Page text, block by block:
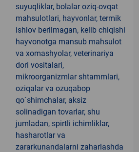
suyuqliklar, bolalar oziq-ovqat
mahsulotlari, hayvonlar, termik
ishlov berilmagan, kelib chiqishi
hayvonotga mansub mahsulot
va xomashyolar, veterinariya
dori vositalari,
mikroorganizmlar shtammlari,
oziqalar va ozuqabop
qo`shimchalar, aksiz
solinadigan tovarlar, shu
jumladan, spirtli ichimliklar,
hasharotlar va
zararkunandalarni zaharlashda